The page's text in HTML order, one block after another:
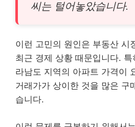
씨는 털어놓았습니다.
이런 고민의 원인은 부동산 시
최근 경제 상황 때문입니다.
라남도 지역의 아파트 가격이
거래가가 상이한 것을 많은 구
습니다.